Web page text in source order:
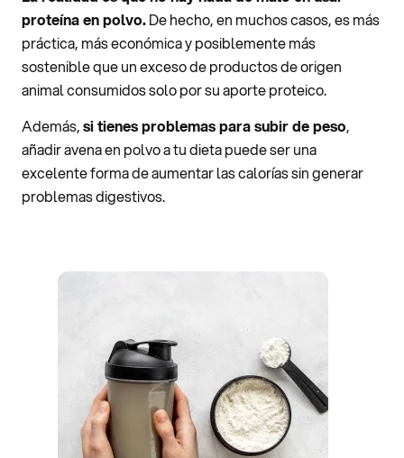
proteína en polvo.De hecho, en muchos casos, es más
práctica, más económica y posiblemente más
sostenible que un exceso de productos de origen
animal consumidos solo por su aporte proteico.
Además,si tienes problemas para subir de peso,
añadir avena en polvo a tu dieta puede ser una
excelente forma de aumentar las calorías sin generar
problemas digestivos.